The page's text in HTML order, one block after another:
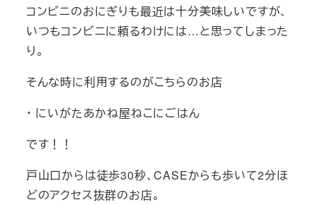
コンビニのおにぎりも最近は十分美味しいですが、
いつもコンビニに頼るわけには…と思ってしまった
り。
そんな時に利用するのがこちらのお店
・ にいがたあかね屋ねこにごはん
です！！
戸山口からは徒歩30秒、CASEからも歩いて2分ほ
どのアクセス抜群のお店。